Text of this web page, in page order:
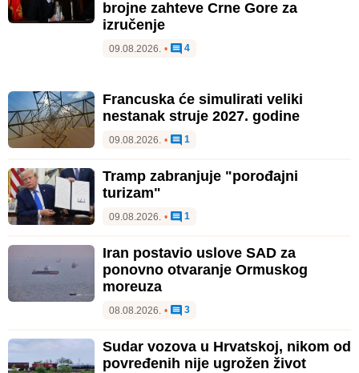
brojne zahteve Crne Gore za
izručenje
09.08.2026. • 4
Francuska će simulirati veliki
nestanak struje 2027. godine
09.08.2026. • 1
Tramp zabranjuje "porođajni
turizam"
09.08.2026. • 1
Iran postavio uslove SAD za
ponovno otvaranje Ormuskog
moreuza
08.08.2026. • 3
Sudar vozova u Hrvatskoj, nikom od
povređenih nije ugrožen život